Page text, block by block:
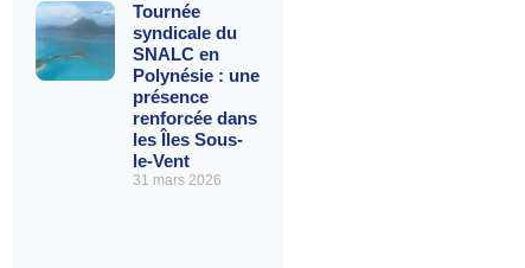
Tournée
syndicale du
SNALC en
Polynésie : une
présence
renforcée dans
les Îles Sous-
le-Vent
31 mars 2026